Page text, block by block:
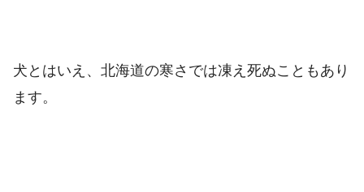
犬とはいえ、北海道の寒さでは凍え死ぬこともあり
ます。